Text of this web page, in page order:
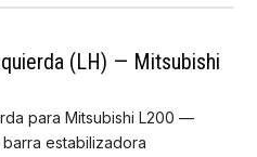
(LH) — Mitsubishi
para Mitsubishi L200 —
estabilizadora